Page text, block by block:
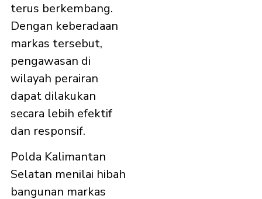
terus berkembang.
Dengan keberadaan
markas tersebut,
pengawasan di
wilayah perairan
dapat dilakukan
secara lebih efektif
dan responsif.
Polda Kalimantan
Selatan menilai hibah
bangunan markas